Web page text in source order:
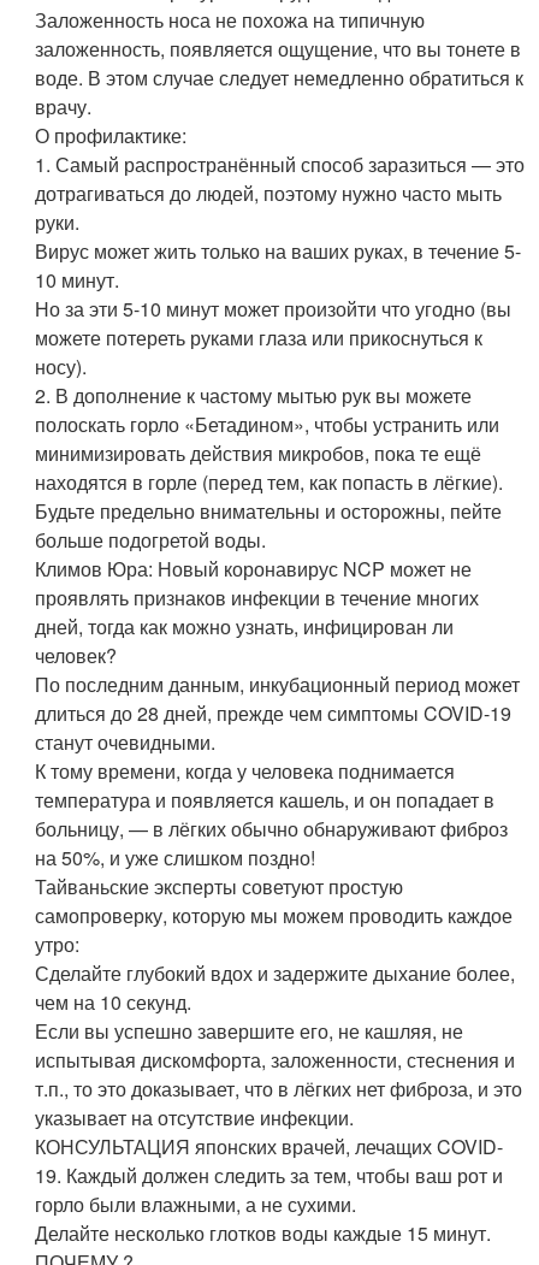
Заложенность носа не похожа на типичную
заложенность, появляется ощущение, что вы тонете в
воде. В этом случае следует немедленно обратиться к
врачу.
О профилактике:
1. Самый распространённый способ заразиться — это
дотрагиваться до людей, поэтому нужно часто мыть
руки.
Вирус может жить только на ваших руках, в течение 5-
10 минут.
Но за эти 5-10 минут может произойти что угодно (вы
можете потереть руками глаза или прикоснуться к
носу).
2. В дополнение к частому мытью рук вы можете
полоскать горло «Бетадином», чтобы устранить или
минимизировать действия микробов, пока те ещё
находятся в горле (перед тем, как попасть в лёгкие).
Будьте предельно внимательны и осторожны, пейте
больше подогретой воды.
Климов Юра: Новый коронавирус NCP может не
проявлять признаков инфекции в течение многих
дней, тогда как можно узнать, инфицирован ли
человек?
По последним данным, инкубационный период может
длиться до 28 дней, прежде чем симптомы COVID-19
станут очевидными.
К тому времени, когда у человека поднимается
температура и появляется кашель, и он попадает в
больницу, — в лёгких обычно обнаруживают фиброз
на 50%, и уже слишком поздно!
Тайваньские эксперты советуют простую
самопроверку, которую мы можем проводить каждое
утро:
Сделайте глубокий вдох и задержите дыхание более,
чем на 10 секунд.
Если вы успешно завершите его, не кашляя, не
испытывая дискомфорта, заложенности, стеснения и
т.п., то это доказывает, что в лёгких нет фиброза, и это
указывает на отсутствие инфекции.
КОНСУЛЬТАЦИЯ японских врачей, лечащих COVID-
19. Каждый должен следить за тем, чтобы ваш рот и
горло были влажными, а не сухими.
Делайте несколько глотков воды каждые 15 минут.